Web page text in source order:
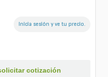
Inicia sesión y ve tu precio.
cotización